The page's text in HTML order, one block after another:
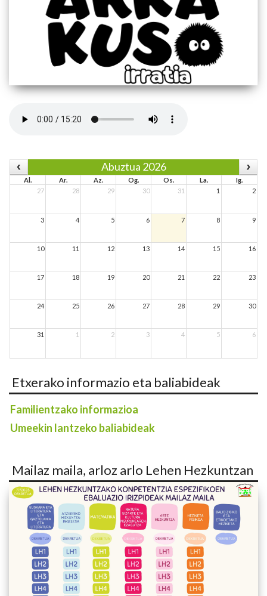
Abuztua 2026
Al. Ar. Az. Og. Os. La.
Ig.
27
28 29 30 31 1 2
3 4 5 6 7 8 9
10 11 12 13 14 15 16
17 18 19 20 21 22 23
24 25 26 27 28 29 30
31 1 2 3 4 5 6
Etxerako informazio eta baliabideak
Familientzako informazioa
Umeekin lantzeko baliabideak
Mailaz maila, arloz arlo Lehen Hezkuntzan